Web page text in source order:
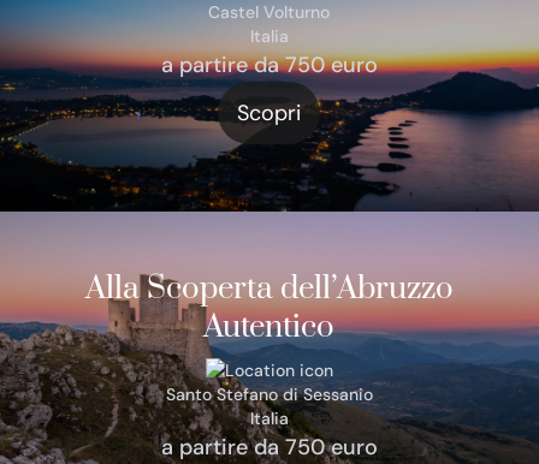
Castel Volturno
Italia
a partire da 750 euro
Scopri
Alla Scoperta dell’Abruzzo
Autentico
Santo Stefano di Sessanio
Italia
a partire da 750 euro